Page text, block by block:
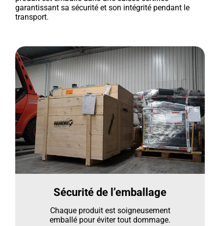
garantissant sa sécurité et son intégrité pendant le
transport.
Sécurité de l’emballage
Chaque produit est soigneusement
emballé pour éviter tout dommage.